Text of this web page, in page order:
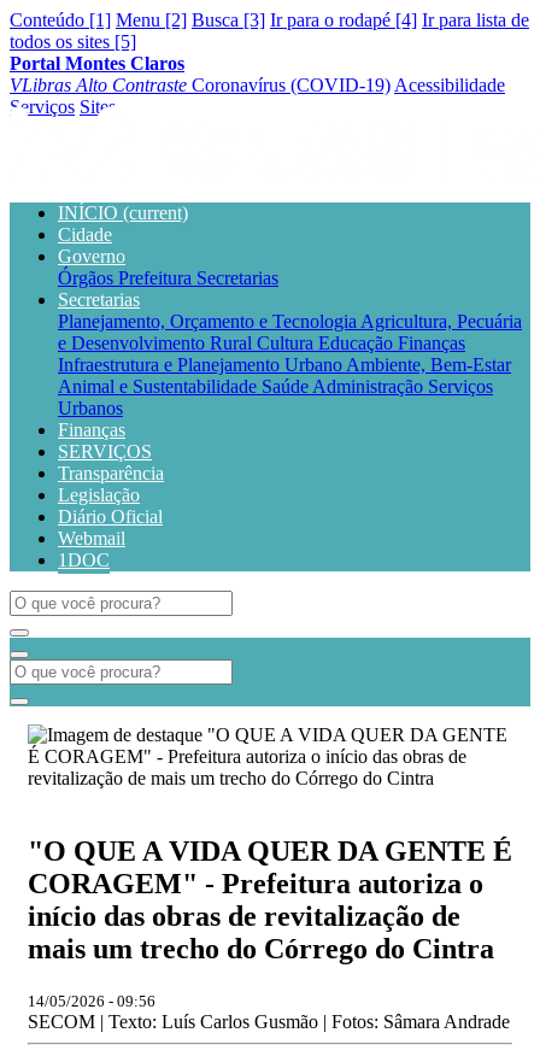
Conteúdo [1] Menu [2] Busca [3] Ir para o rodapé [4] Ir para lista de
todos os sites [5]
Portal Montes Claros
VLibras Alto Contraste Coronavírus (COVID-19) Acessibilidade
Serviços Sites
INÍCIO (current)
Cidade
Governo
Órgãos Prefeitura Secretarias
Secretarias
Planejamento, Orçamento e Tecnologia Agricultura, Pecuária
e Desenvolvimento Rural Cultura Educação Finanças
Infraestrutura e Planejamento Urbano Ambiente, Bem-Estar
Animal e Sustentabilidade Saúde Administração Serviços
Urbanos
Finanças
SERVIÇOS
Transparência
Legislação
Diário Oficial
Webmail
1DOC
"O QUE A VIDA QUER DA GENTE É
CORAGEM" - Prefeitura autoriza o
início das obras de revitalização de
mais um trecho do Córrego do Cintra
14/05/2026 - 09:56
SECOM | Texto: Luís Carlos Gusmão | Fotos: Sâmara Andrade